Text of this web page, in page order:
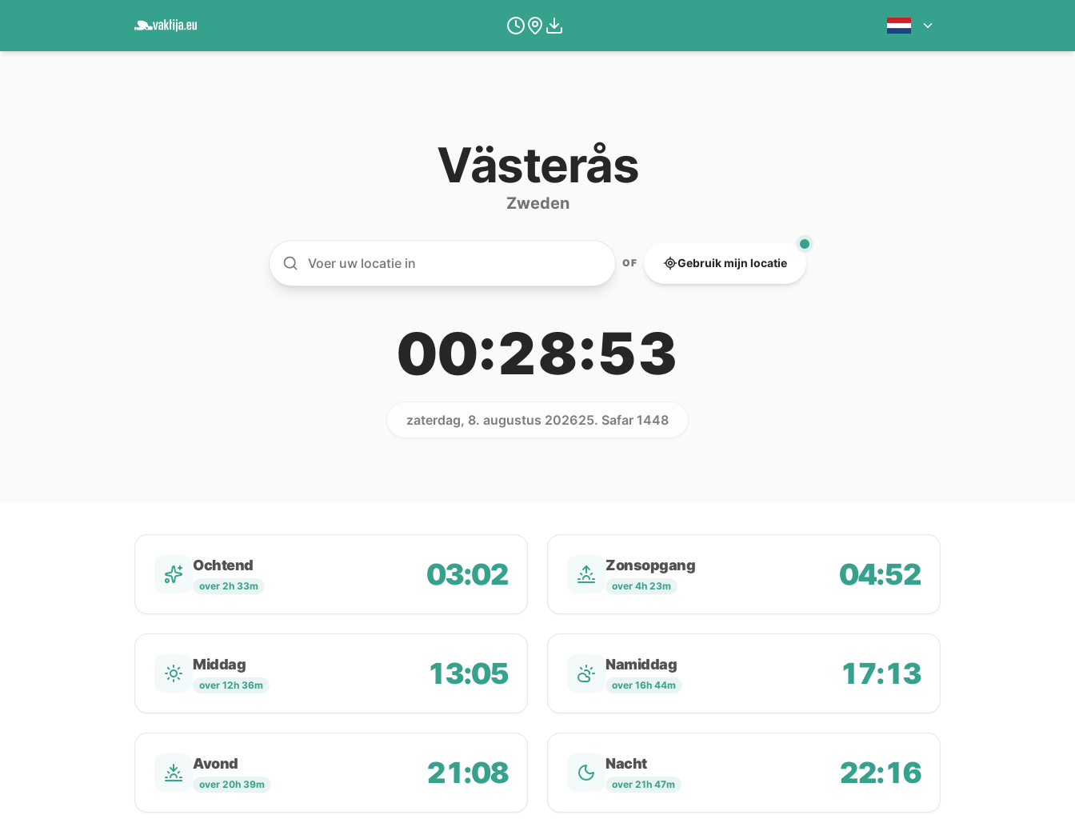
Västerås
Zweden
OF Gebruik mijn locatie
00:28:53
zaterdag, 8. augustus 202625. Safar 1448
Ochtend
over 2h 33m 03:02 Zonsopgang
over 4h 23m 04:52
Middag
over 12h 36m 13:05 Namiddag
over 16h 44m 17:13
Avond
over 20h 39m 21:08 Nacht
over 21h 47m 22:16